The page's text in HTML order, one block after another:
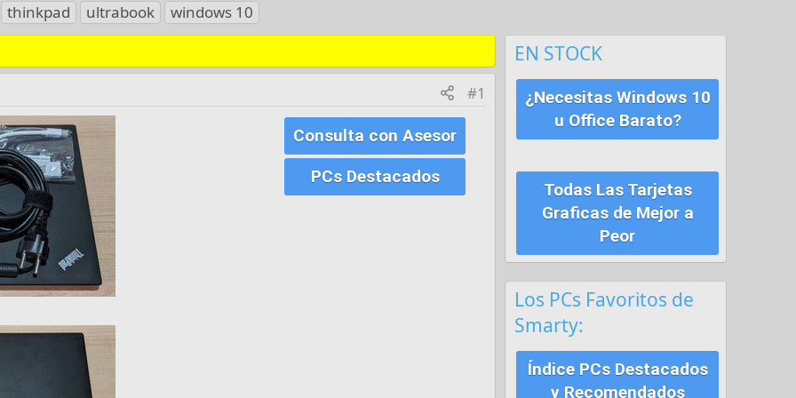
thinkpad ultrabook
windows 10
#1
Consulta con Asesor
PCs Destacados
EN STOCK
¿Necesitas Windows 10
u Office Barato?
Todas Las Tarjetas
Graficas de Mejor a
Peor
Los PCs Favoritos de
Smarty:
Índice PCs Destacados
y Recomendados